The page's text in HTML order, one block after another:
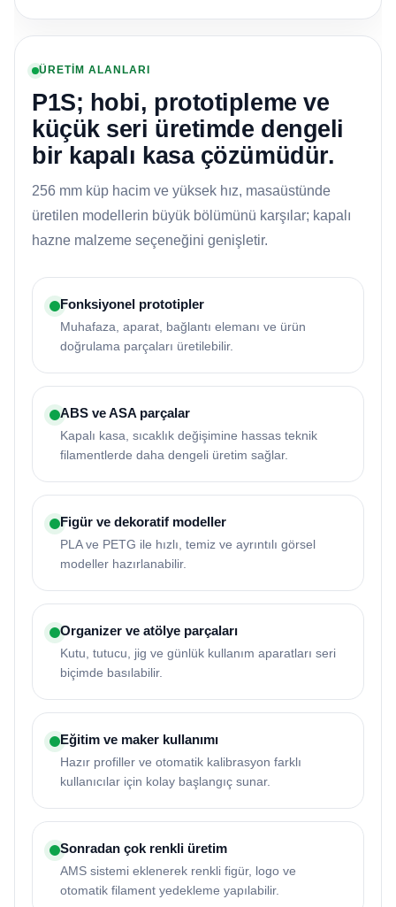
ÜRETİM ALANLARI
P1S; hobi, prototipleme ve
küçük seri üretimde dengeli
bir kapalı kasa çözümüdür.
256 mm küp hacim ve yüksek hız, masaüstünde
üretilen modellerin büyük bölümünü karşılar; kapalı
hazne malzeme seçeneğini genişletir.
Fonksiyonel prototipler
Muhafaza, aparat, bağlantı elemanı ve ürün
doğrulama parçaları üretilebilir.
ABS ve ASA parçalar
Kapalı kasa, sıcaklık değişimine hassas teknik
filamentlerde daha dengeli üretim sağlar.
Figür ve dekoratif modeller
PLA ve PETG ile hızlı, temiz ve ayrıntılı görsel
modeller hazırlanabilir.
Organizer ve atölye parçaları
Kutu, tutucu, jig ve günlük kullanım aparatları seri
biçimde basılabilir.
Eğitim ve maker kullanımı
Hazır profiller ve otomatik kalibrasyon farklı
kullanıcılar için kolay başlangıç sunar.
Sonradan çok renkli üretim
AMS sistemi eklenerek renkli figür, logo ve
otomatik filament yedekleme yapılabilir.